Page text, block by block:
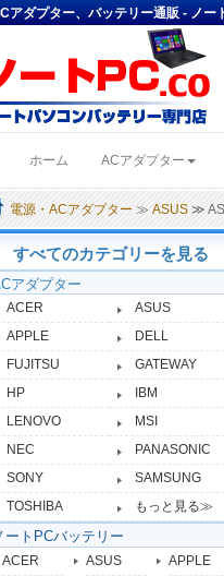
アダプター、バッテリー通販 - ノー
ホーム (current)ACアダプター
電源・ACアダプター ≫ASUS ≫
すべてのカテゴリーを見る
アダプター
ACER
ASUS
APPLE
DELL
FUJITSU
GATEWAY
HP
IBM
LENOVO
MSI
NEC
PANASONIC
SONY
SAMSUNG
TOSHIBA
もっと見る≫
ートPCバッテリー
ACER ASUS
APPLE